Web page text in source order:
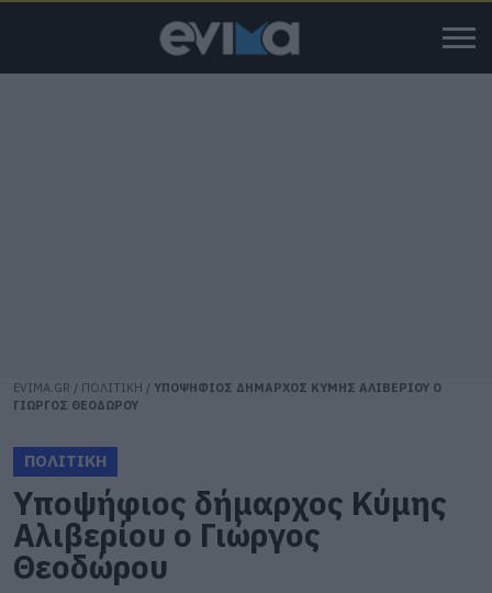
EVIMA.GR / ΠΟΛΙΤΙΚΗ / ΥΠΟΨΗΦΙΟΣ ΔΗΜΑΡΧΟΣ ΚΥΜΗΣ ΑΛΙΒΕΡΙΟΥ Ο
ΓΙΩΡΓΟΣ ΘΕΟΔΩΡΟΥ
ΠΟΛΙΤΙΚΗ
Υποψήφιος δήμαρχος Κύμης
Αλιβερίου ο Γιώργος
Θεοδώρου